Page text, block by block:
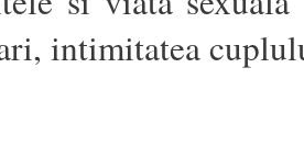
intimitatea